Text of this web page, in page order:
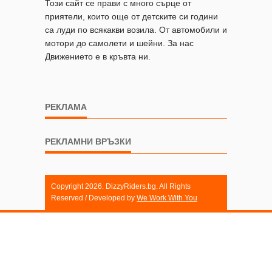
Този сайт се прави с много сърце от
приятели, които още от детските си години
са луди по всякакви возила. От автомобили и
мотори до самолети и шейни. За нас
Движението е в кръвта ни.
РЕКЛАМА
РЕКЛАМНИ ВРЪЗКИ
Copyright 2026. DizzyRiders.bg. All Rights
Reserved / Developed by We Work With You